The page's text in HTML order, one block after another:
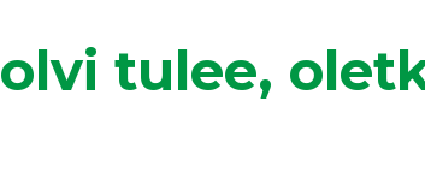
tulee,